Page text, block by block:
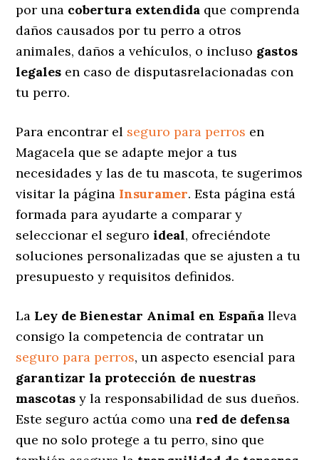
por una cobertura extendida que comprenda
daños causados por tu perro a otros
animales, daños a vehículos, o incluso gastos
legales en caso de disputasrelacionadas con
tu perro.
Para encontrar el seguro para perros en
Magacela que se adapte mejor a tus
necesidades y las de tu mascota, te sugerimos
visitar la página Insuramer. Esta página está
formada para ayudarte a comparar y
seleccionar el seguroideal, ofreciéndote
soluciones personalizadas que se ajusten a tu
presupuesto y requisitos definidos.
La Ley de Bienestar Animal en España lleva
consigo la competencia de contratar un
seguro para perros, un aspecto esencial para
garantizar la protección de nuestras
mascotas y la responsabilidad de sus dueños.
Este seguro actúa como una red de defensa
que no solo protege a tu perro, sino que